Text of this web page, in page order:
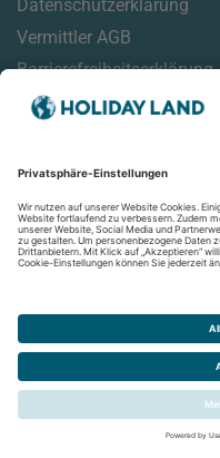
Datenschutzerklärung
Vermittler AGB
Barrierefreiheitserklärung
Reisehinweise
Reisemonitor
Online Check-In
Aktuelles
Newsletter